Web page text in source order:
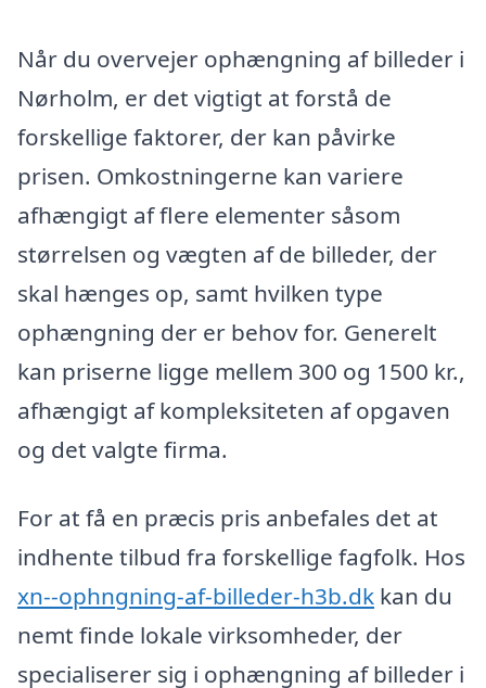
Når du overvejer ophængning af billeder i
Nørholm, er det vigtigt at forstå de
forskellige faktorer, der kan påvirke
prisen. Omkostningerne kan variere
afhængigt af flere elementer såsom
størrelsen og vægten af de billeder, der
skal hænges op, samt hvilken type
ophængning der er behov for. Generelt
kan priserne ligge mellem 300 og 1500 kr.,
afhængigt af kompleksiteten af opgaven
og det valgte firma.
For at få en præcis pris anbefales det at
indhente tilbud fra forskellige fagfolk. Hos
xn--ophngning-af-billeder-h3b.dk kan du
nemt finde lokale virksomheder, der
specialiserer sig i ophængning af billeder i